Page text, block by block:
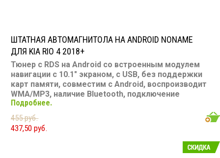
ШТАТНАЯ АВТОМАГНИТОЛА НА ANDROID NONAME
ДЛЯ KIA RIO 4 2018+
Тюнер с RDS на Android со встроенным модулем
навигации с 10.1" экраном, с USB, без поддержки
карт памяти, совместим с Android, воспроизводит
WMA/MP3, наличие Bluetooth, подключение
камеры заднего вида, подходит для Kia Rio 4
2018+
Размер: 2 din
Подсветка: соответствует модели авто
Подробнее.
455 руб.
437,50 руб.